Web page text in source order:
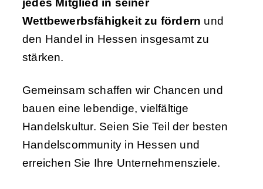
jedes Mitglied in seiner
Wettbewerbsfähigkeit zu fördern und
den Handel in Hessen insgesamt zu
stärken.
Gemeinsam schaffen wir Chancen und
bauen eine lebendige, vielfältige
Handelskultur. Seien Sie Teil der besten
Handelscommunity in Hessen und
erreichen Sie Ihre Unternehmensziele.